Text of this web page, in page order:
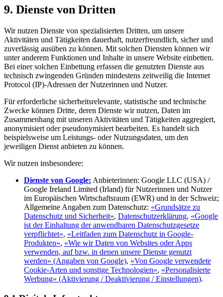
9. Dienste von Dritten
Wir nutzen Dienste von spezialisierten Dritten, um unsere
Aktivitäten und Tätigkeiten dauerhaft, nutzerfreundlich, sicher und
zuverlässig ausüben zu können. Mit solchen Diensten können wir
unter anderem Funktionen und Inhalte in unsere Website einbetten.
Bei einer solchen Einbettung erfassen die genutzten Dienste aus
technisch zwingenden Gründen mindestens zeitweilig die Internet
Protocol (IP)-Adressen der Nutzerinnen und Nutzer.
Für erforderliche sicherheitsrelevante, statistische und technische
Zwecke können Dritte, deren Dienste wir nutzen, Daten im
Zusammenhang mit unseren Aktivitäten und Tätigkeiten aggregiert,
anonymisiert oder pseudonymisiert bearbeiten. Es handelt sich
beispielsweise um Leistungs- oder Nutzungsdaten, um den
jeweiligen Dienst anbieten zu können.
Wir nutzen insbesondere:
Dienste von Google: Anbieterinnen: Google LLC (USA) /
Google Ireland Limited (Irland) für Nutzerinnen und Nutzer
im Europäischen Wirtschaftsraum (EWR) und in der Schweiz;
Allgemeine Angaben zum Datenschutz: «Grundsätze zu
Datenschutz und Sicherheit», Datenschutzerklärung, «Google
ist der Einhaltung der anwendbaren Datenschutzgesetze
verpflichtet», «Leitfaden zum Datenschutz in Google-
Produkten», «Wie wir Daten von Websites oder Apps
verwenden, auf bzw. in denen unsere Dienste genutzt
werden» (Angaben von Google), «Von Google verwendete
Cookie-Arten und sonstige Technologien», «Personalisierte
Werbung» (Aktivierung / Deaktivierung / Einstellungen).